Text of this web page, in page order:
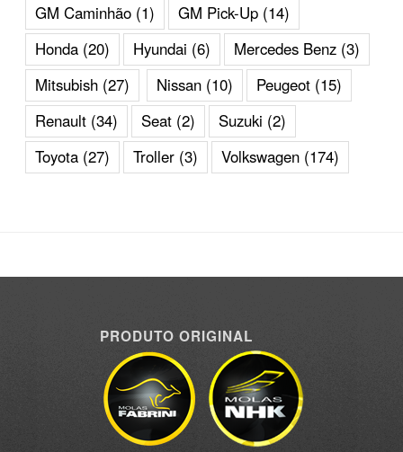
GM Caminhão (1) GM Pick-Up (14)
Honda (20) Hyundai (6) Mercedes Benz (3)
Mitsubish (27) Nissan (10) Peugeot (15)
Renault (34) Seat (2) Suzuki (2)
Toyota (27) Troller (3) Volkswagen (174)
PRODUTO ORIGINAL